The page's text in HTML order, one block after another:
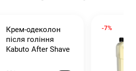
Крем-одеколон
після гоління
Kabuto After Shave
-7%